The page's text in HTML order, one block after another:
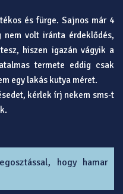
és fürge. Sajnos már 4
nem volt iránta érdeklődés,
hiszen igazán vágyik a
termete eddig csak
egy lakás kutya méret.
kérlek írj nekem sms-t
hogy hamar